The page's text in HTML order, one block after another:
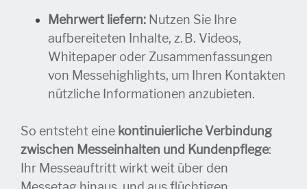
Mehrwert liefern: Nutzen Sie Ihre
aufbereiteten Inhalte, z. B. Videos,
Whitepaper oder Zusammenfassungen
von Messehighlights, um Ihren Kontakten
nützliche Informationen anzubieten.
So entsteht eine kontinuierliche Verbindung
zwischen Messeinhalten und Kundenpflege:
Ihr Messeauftritt wirkt weit über den